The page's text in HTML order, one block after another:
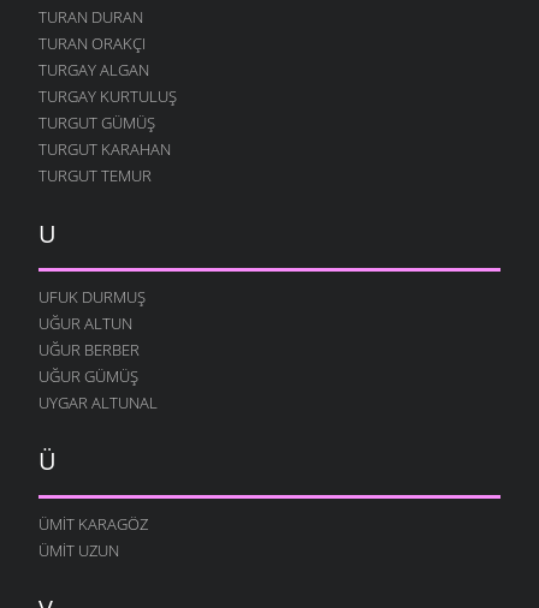
TURAN DURAN
TURAN ORAKÇI
TURGAY ALGAN
TURGAY KURTULUŞ
TURGUT GÜMÜŞ
TURGUT KARAHAN
TURGUT TEMUR
U
UFUK DURMUŞ
UĞUR ALTUN
UĞUR BERBER
UĞUR GÜMÜŞ
UYGAR ALTUNAL
Ü
ÜMIT KARAGÖZ
ÜMIT UZUN